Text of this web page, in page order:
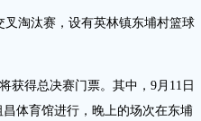
淘汰赛，设有英林镇东埔村篮球
得总决赛门票。其中，9月11日
体育馆进行，晚上的场次在东埔